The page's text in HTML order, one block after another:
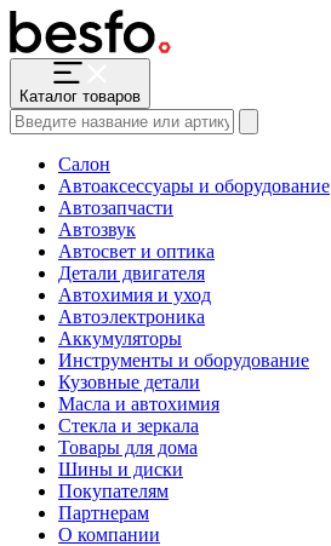
Каталог товаров
Салон
Автоаксессуары и оборудование
Автозапчасти
Автозвук
Автосвет и оптика
Детали двигателя
Автохимия и уход
Автоэлектроника
Аккумуляторы
Инструменты и оборудование
Кузовные детали
Масла и автохимия
Стекла и зеркала
Товары для дома
Шины и диски
Покупателям
Партнерам
О компании